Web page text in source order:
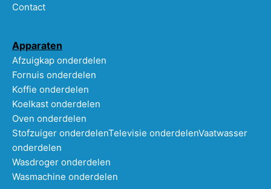
Contact
Apparaten
Afzuigkap onderdelen
Fornuis onderdelen
Koffie onderdelen
Koelkast onderdelen
Oven onderdelen
Stofzuiger onderdelenTelevisie onderdelenVaatwasser
onderdelen
Wasdroger onderdelen
Wasmachine onderdelen